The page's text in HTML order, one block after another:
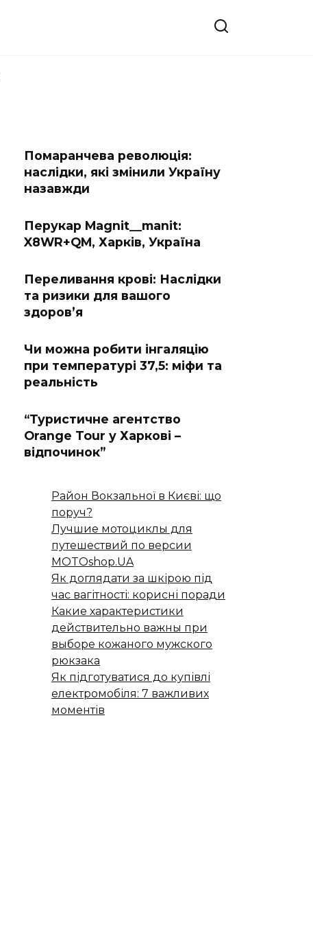
Помаранчева революція:
наслідки, які змінили Україну
назавжди
Перукар Magnit__manit:
X8WR+QM, Харків, Україна
Переливання крові: Наслідки
та ризики для вашого
здоров’я
Чи можна робити інгаляцію
при температурі 37,5: міфи та
реальність
“Туристичне агентство
Orange Tour у Харкові –
відпочинок”
Район Вокзальної в Києві: що
поруч?
Лучшие мотоциклы для
путешествий по версии
MOTOshop.UA
Як доглядати за шкірою під
час вагітності: корисні поради
Какие характеристики
действительно важны при
выборе кожаного мужского
рюкзака
Як підготуватися до купівлі
електромобіля: 7 важливих
моментів